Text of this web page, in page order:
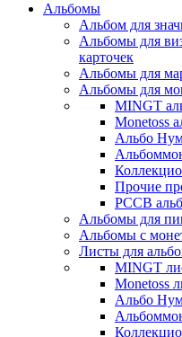
Альбомы
Альбом для
Альбомы для
карточек
Альбомы для
Альбомы для
MINGT
Monetoss
Альбо
Прочие
РССВ
Альбомы для
Альбомы с
Листы для
MINGT
Monetoss
Альбо